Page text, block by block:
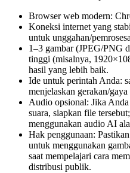
Browser web modern:
Koneksi internet yang
untuk unggahan/
1–3 gambar (JPEG/PNG
tinggi (misalnya,
hasil yang lebih baik.
Ide untuk perintah Anda:
menjelaskan gerakan/
Audio opsional: Jika
suara, siapkan file
menggunakan audio AI
Hak penggunaan:
untuk menggunakan
saat mempelajari cara
distribusi publik.